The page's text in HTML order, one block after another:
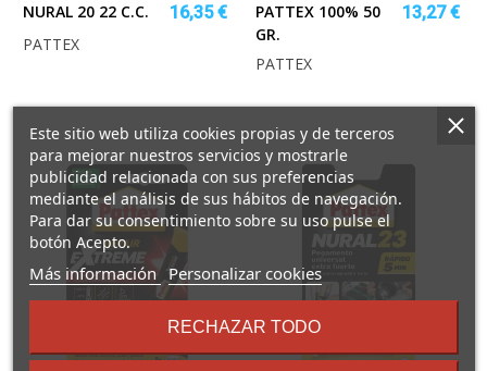
NURAL 20 22 C.C.
16,35 €
PATTEX
PATTEX 100% 50
GR.
13,27 €
PATTEX
Este sitio web utiliza cookies propias y de terceros
para mejorar nuestros servicios y mostrarle
publicidad relacionada con sus preferencias
mediante el análisis de sus hábitos de navegación.
Para dar su consentimiento sobre su uso pulse el
botón Acepto.
Más informaciónsobre
términos
condiciones
Personalizar cookies
RECHAZAR TODO